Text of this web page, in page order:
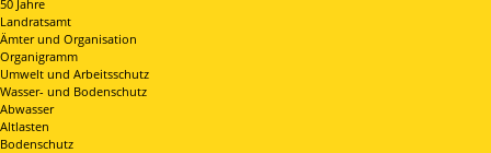
50 Jahre
Landratsamt
Ämter und Organisation
Organigramm
Umwelt und Arbeitsschutz
Wasser- und Bodenschutz
Abwasser
Altlasten
Bodenschutz